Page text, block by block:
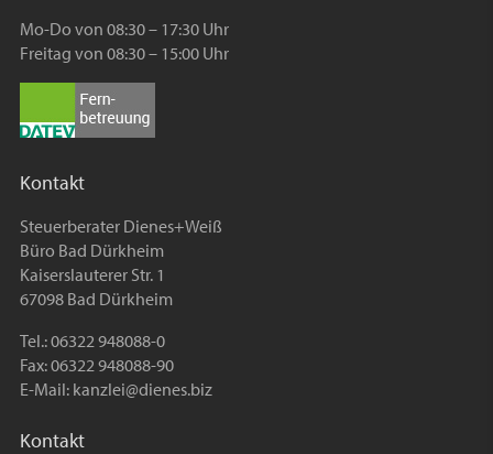
Mo-Do von 08:30 – 17:30 Uhr
Freitag von 08:30 – 15:00 Uhr
Kontakt
Steuerberater Dienes+Weiß
Büro Bad Dürkheim
Kaiserslauterer Str. 1
67098 Bad Dürkheim
Tel.: 06322 948088-0
Fax: 06322 948088-90
E-Mail: kanzlei@dienes.biz
Kontakt